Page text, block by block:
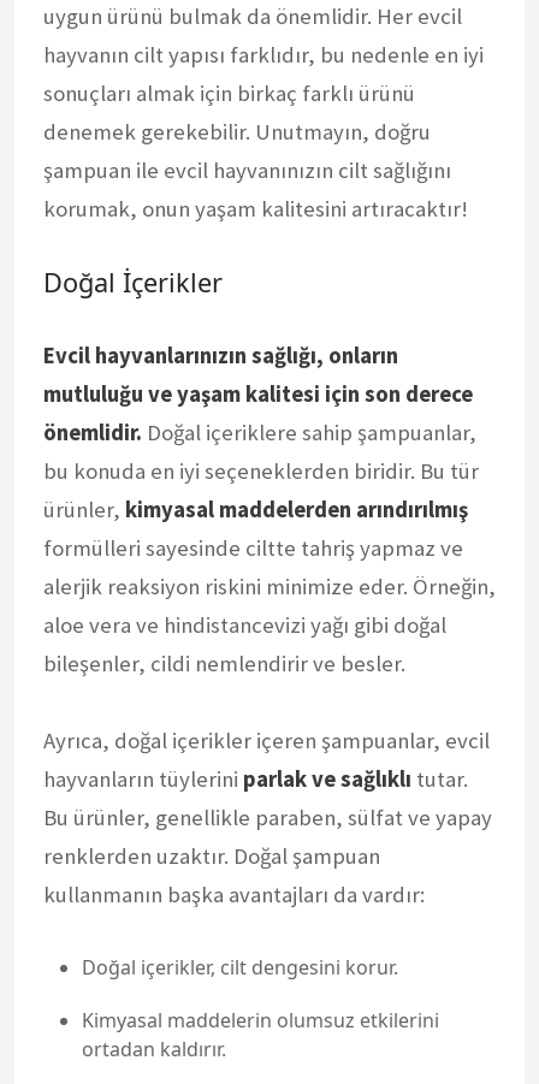
uygun ürünü bulmak da önemlidir. Her evcil
hayvanın cilt yapısı farklıdır, bu nedenle en iyi
sonuçları almak için birkaç farklı ürünü
denemek gerekebilir. Unutmayın, doğru
şampuan ile evcil hayvanınızın cilt sağlığını
korumak, onun yaşam kalitesini artıracaktır!
Doğal İçerikler
Evcil hayvanlarınızın sağlığı, onların
mutluluğu ve yaşam kalitesi için son derece
önemlidir. Doğal içeriklere sahip şampuanlar,
bu konuda en iyi seçeneklerden biridir. Bu tür
ürünler, kimyasal maddelerden arındırılmış
formülleri sayesinde ciltte tahriş yapmaz ve
alerjik reaksiyon riskini minimize eder. Örneğin,
aloe vera ve hindistancevizi yağı gibi doğal
bileşenler, cildi nemlendirir ve besler.
Ayrıca, doğal içerikler içeren şampuanlar, evcil
hayvanların tüylerini parlak ve sağlıklı tutar.
Bu ürünler, genellikle paraben, sülfat ve yapay
renklerden uzaktır. Doğal şampuan
kullanmanın başka avantajları da vardır:
Doğal içerikler, cilt dengesini korur.
Kimyasal maddelerin olumsuz etkilerini
ortadan kaldırır.